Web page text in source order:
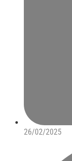
26/02/2025